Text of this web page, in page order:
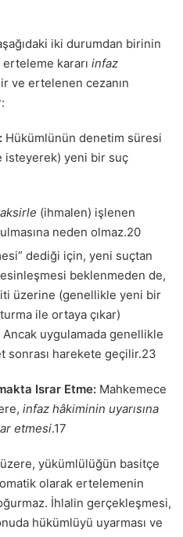
iki durumdan birinin
kararı infaz
ve ertelenen cezanın
Hükümlünün denetim süresi
isteyerek) yeni bir suç
(ihmalen) işlenen
neden olmaz.20
dediği için, yeni suçtan
beklenmeden de,
üzerine (genellikle yeni bir
ile ortaya çıkar)
Ancak uygulamada genellikle
sonrası harekete geçilir.23
Israr Etme: Mahkemece
infaz hâkiminin uyarısına
etmesi.17
üzere, yükümlülüğün basitçe
olarak ertelemenin
İhlalin gerçekleşmesi,
hükümlüyü uyarması ve